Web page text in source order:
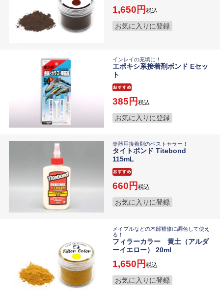
1,650 税込
お気に入りに登録
インレイの充填に！
エポキシ系接着剤ボンド Eセッ
ト
385 税込
お気に入りに登録
楽器用接着剤のベストセラー！
タイトボンド Titebond
115mL
660 税込
お気に入りに登録
メイプルなどの木部補修に調色して使え
る！
フィラーカラー 黄土（アルダ
ーイエロー） 20ml
1,650 税込
お気に入りに登録